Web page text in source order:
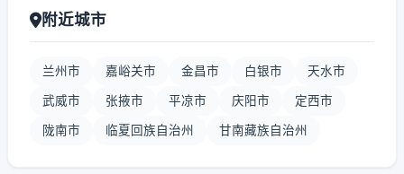
附近城市
兰州市 嘉峪关市 金昌市 白银市 天水市
武威市 张掖市 平凉市 庆阳市 定西市
陇南市 临夏回族自治州 甘南藏族自治州